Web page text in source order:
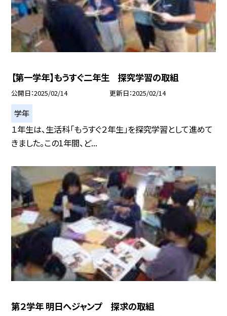
【第一学年】もうすぐ二年生 探究学習の取組
公開日 2025/02/14 更新日 2025/02/14
学年
１年生は、生活科「もうすぐ２年生」を探究学習として進めて
きました。この1年間、ど...
第２学年 明日へジャンプ 探求の取組